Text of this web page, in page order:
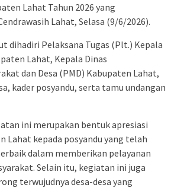
Lahat Tahun 2026 yang
Lahat, Selasa (9/6/2026).
dihadiri Pelaksana Tugas (Plt.) Kepala
Lahat, Kepala Dinas
dan Desa (PMD) Kabupaten Lahat,
kader posyandu, serta tamu undangan
ini merupakan bentuk apresiasi
Lahat kepada posyandu yang telah
dalam memberikan pelayanan
Selain itu, kegiatan ini juga
terwujudnya desa-desa yang